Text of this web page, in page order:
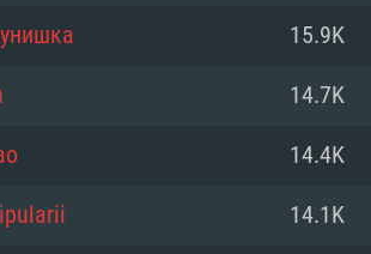
10 (64 bit)
GHz 듀얼코어 이상
: DirectX 11 이상을 지원
OS Big Sur 11.0
소 2.2 GHz의 Core i5
Linux 중 최신 버전
GHz 듀얼코어
: Vulkan 을 지원하고, 최
15.9K
14.7K
14.4K
14.1K